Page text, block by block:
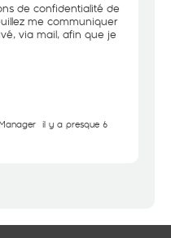
de confidentialité de
me communiquer
via mail, afin que je
il y a presque 6